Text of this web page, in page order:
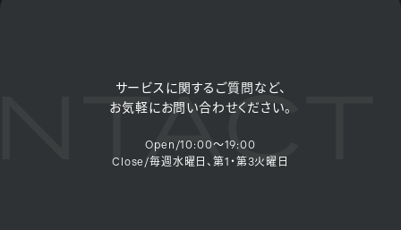
サービスに関するご質問など、
お気軽にお問い合わせください。
Open/10:00～19:00
Close/毎週水曜日、第1・第3火曜日